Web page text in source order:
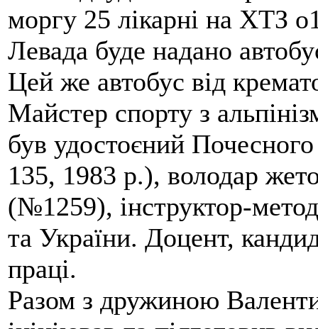
моргу 25 лікарні на ХТЗ
Левада буде надано
Цей же автобус від
Майстер спорту з
був удостоєний
135, 1983 р.), володар
(№1259), інструктор-
та України. Доцент,
праці.
Разом з дружиною